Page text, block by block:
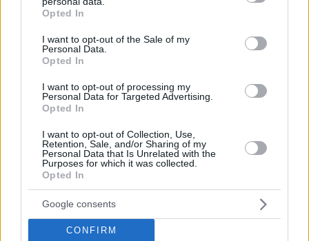
grant or deny consent to Google and its third-party tags to
use your data for below specified purposes in below Google
consent section.
Opted In
I want to opt-out of the Sale of my
Personal Data.
Opted In
I want to opt-out of processing my
Personal Data for Targeted Advertising.
Opted In
I want to opt-out of Collection, Use,
Retention, Sale, and/or Sharing of my
Personal Data that Is Unrelated with the
Purposes for which it was collected.
Opted In
Google consents
CONFIRM
τα οποία πραγματικά δεν μπορεί κανείς να
φανταστεί. Ανθρώπους οι οποίοι μένουν κατά
με παιδιά που βρίσκονται μακριά, έχουν χρόνια
να φροντιστούν από γιατρό και είναι κοινωνικά
απομονωμένοι, κυριολεκτικά δίπλα στην πόρτα
μας. Είναι σημαντικό ότι πλέον υπάρχει μια
δωρεάν υπηρεσία η οποία δεν θα είναι απλώς
το πρόσωπο του κράτους μέσα στο σπίτι του
πολίτη.»